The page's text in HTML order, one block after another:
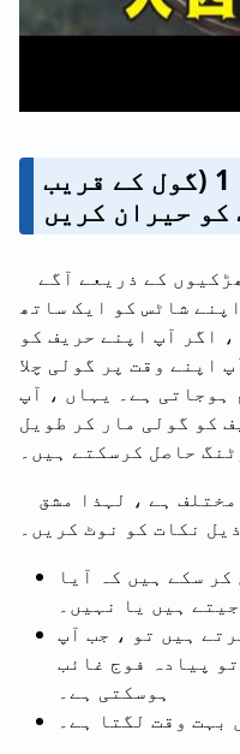
شوٹنگ پیٹرن 1 (گول کے قریب
کو حیران کریں
کے ذریعے آگے
شاٹس کو ایک ساتھ
اگر آپ اپنے حریف کو
اپنے وقت پر گولی چلا
ہوجاتی ہے۔ یہاں ، آپ
کو گولی مار کر طویل
حاصل کرسکتے ہیں۔
ہے ، لہذا مشق
نکات کو نوٹ کریں۔
سکے ہیں کہ آیا
ہیں یا نہیں۔
ہیں تو ، جب آپ
پیادہ فوج غائب
ہوسکتی ہے۔
بہت وقت لگتا ہے۔